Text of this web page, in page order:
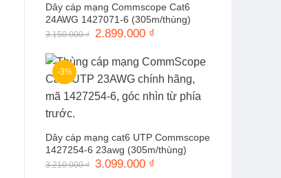
Dây cáp mạng Commscope Cat6
24AWG 1427071-6 (305m/thùng)
3.150.000₫
Giá
3.150.000 ₫.
2.899.000 ₫
là:
2.899.000 ₫.
-3%
Dây cáp mạng cat6 UTP Commscope
1427254-6 23awg (305m/thùng)
3.210.000₫
Giá
3.099.000 ₫